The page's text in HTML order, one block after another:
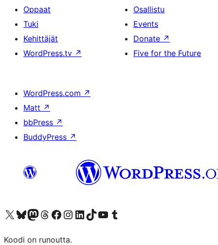
Oppaat
Tuki
Kehittäjät
WordPress.tv ↗
Osallistu
Events
Donate ↗
Five for the Future
WordPress.com ↗
Matt ↗
bbPress ↗
BuddyPress ↗
Visit our X (formerly Twitter) account
Visit our Bluesky account
Visit our Mastodon account
Visit our Threads account
Visit our Facebook page
Visit our Instagram account
Visit our LinkedIn account
Visit our TikTok account
Näytä YouTube-kanava
Visit our Tumblr account
Koodi on runoutta.